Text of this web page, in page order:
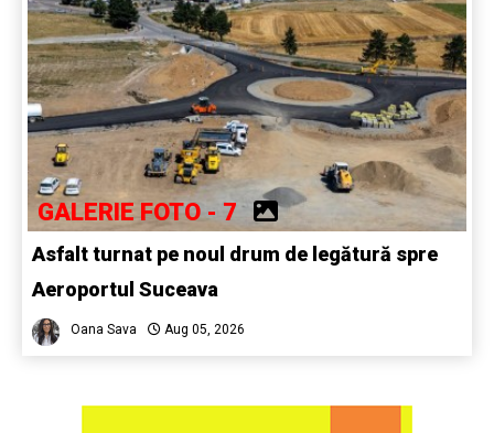
GALERIE FOTO - 7
Asfalt turnat pe noul drum de legătură spre
Aeroportul Suceava
Oana Sava Aug 05, 2026